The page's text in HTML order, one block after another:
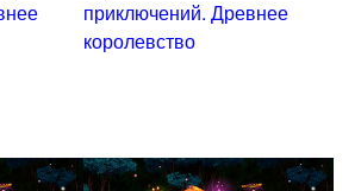
приключений. Древнее
королевство